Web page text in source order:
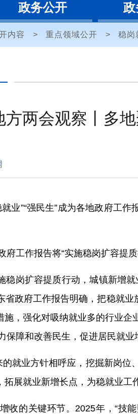
政务公开 政
内容 > 重点领域公开 > 稳岗
方两会观察丨多
业”“强民生”成为各地政府工
工作报告将“实施稳岗扩容提
稳岗扩容提质行动，城镇新增
省政府工作报告明确，把稳就
，强化对吸纳就业多的行业
障和改善民生，促进居民就业
的就业方针相呼应，挖掘新岗
展就业新增长点，为稳就业
收的关键环节。2025年，“技